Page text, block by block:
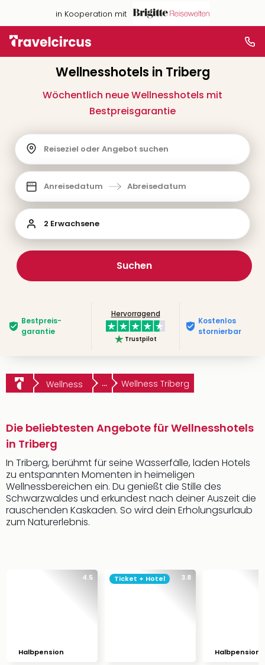
in Kooperation mit
Wellnesshotels in Triberg
Wöchentlich neue Wellnesshotels mit
Bestpreisgarantie
Reiseziel oder Angebot suchen
Anreisedatum Abreisedatum
2 Erwachsene
Suchen
Bestpreis­
garantie
Hervorragend
Trustpilot
Kostenlos
stornierbar
Wellness ... Wellness Triberg
Die beliebtesten Angebote für Wellnesshotels
in Triberg
In Triberg, berühmt für seine Wasserfälle, laden Hotels
zu entspannten Momenten in heimeligen
Wellnessbereichen ein. Du genießt die Stille des
Schwarzwaldes und erkundest nach deiner Auszeit die
rauschenden Kaskaden. So wird dein Erholungsurlaub
zum Naturerlebnis.
4.5
Halbpension
3.8
Ticket + Hotel
Halbpension